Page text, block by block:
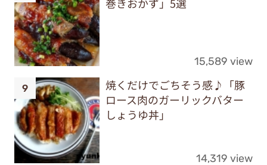
15,589 view
焼くだけでごちそう感♪「豚
ロース肉のガーリックバター
しょうゆ丼」
14,319 view